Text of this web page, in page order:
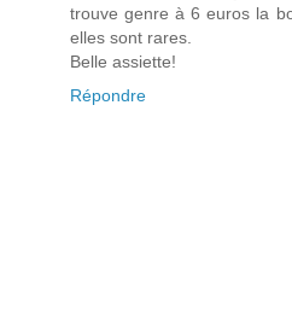
trouve genre à 6 euros la
elles sont rares.
Belle assiette!
Répondre